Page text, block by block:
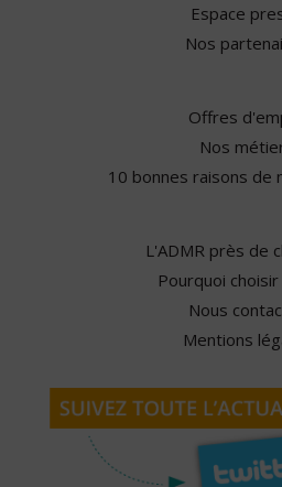
Espace
Nos
Offres
Nos
10 bonnes raisons de
L'ADMR près de
Pourquoi choisir
Nous
Mentions